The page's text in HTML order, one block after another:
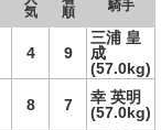
気
順
騎手
4 9
三浦 皇
成
(57.0kg)
8 7
幸 英明
(57.0kg)